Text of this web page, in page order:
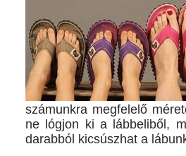
számunkra megfelelő
ne lógjon ki a lábbeliből,
darabból kicsúszhat a